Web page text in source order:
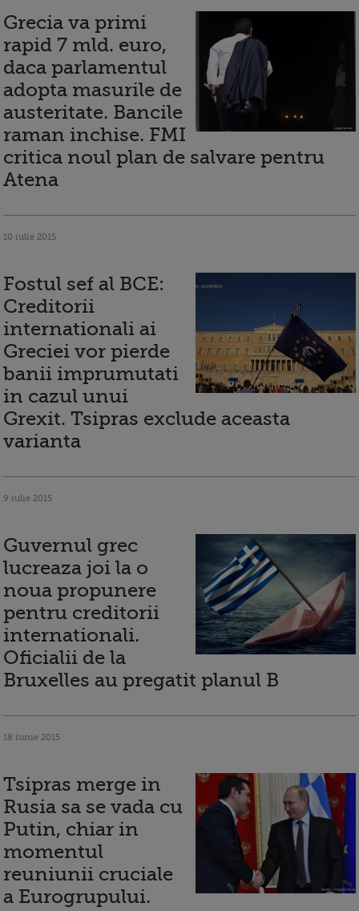
Grecia va primi
rapid 7 mld. euro,
daca parlamentul
adopta masurile de
austeritate. Bancile
raman inchise. FMI
critica noul plan de salvare pentru
Atena
10 iulie 2015
Fostul sef al BCE:
Creditorii
internationali ai
Greciei vor pierde
banii imprumutati
in cazul unui
Grexit. Tsipras exclude aceasta
varianta
9 iulie 2015
Guvernul grec
lucreaza joi la o
noua propunere
pentru creditorii
internationali.
Oficialii de la
Bruxelles au pregatit planul B
18 iunie 2015
Tsipras merge in
Rusia sa se vada cu
Putin, chiar in
momentul
reuniunii cruciale
a Eurogrupului.